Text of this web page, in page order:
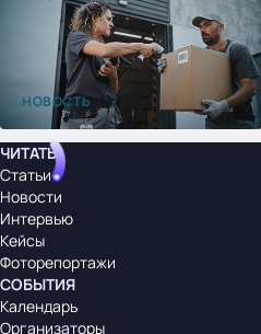
НОВОСТЬ
ЧИТАТЬ
Статьи
Новости
Интервью
Кейсы
Фоторепортажи
СОБЫТИЯ
Календарь
Организаторы